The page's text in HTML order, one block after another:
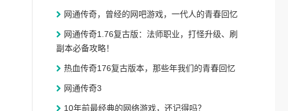
网通传奇，曾经的网吧游戏，一代人的青春回忆
网通传奇1.76复古版：法师职业，打怪升级、刷
副本必备攻略！
热血传奇176复古版本，那些年我们的青春回忆
网通传奇3
10年前最经典的网络游戏，还记得吗？